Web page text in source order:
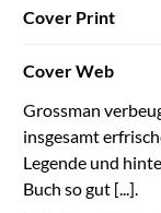
Cover Print
Cover Web
Grossman
insgesamt
Legende und
Buch so gut [...].